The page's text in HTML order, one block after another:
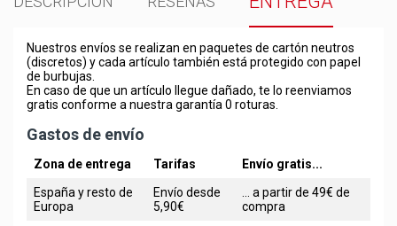
Nuestros envíos se realizan en paquetes de cartón neutros
(discretos) y cada artículo también está protegido con papel
de burbujas.
En caso de que un artículo llegue dañado, te lo reenviamos
gratis conforme a nuestra garantía 0 roturas.
Gastos de envío
Zona de entrega Tarifas
Envío gratis...
España y resto de
Europa
Envío desde
5,90€
... a partir de 49€ de
compra